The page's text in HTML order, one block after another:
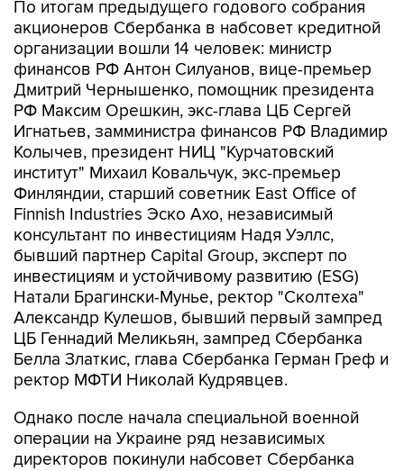
организации вошли 14 человек: министр
финансов РФ Антон Силуанов, вице-премьер
Дмитрий Чернышенко, помощник президента
РФ Максим Орешкин, экс-глава ЦБ Сергей
Игнатьев, замминистра финансов РФ Владимир
Колычев, президент НИЦ "Курчатовский
институт" Михаил Ковальчук, экс-премьер
Финляндии, старший советник East Office of
Finnish Industries Эско Ахо, независимый
консультант по инвестициям Надя Уэллс,
бывший партнер Capital Group, эксперт по
инвестициям и устойчивому развитию (ESG)
Натали Брагински-Мунье, ректор "Сколтеха"
Александр Кулешов, бывший первый зампред
ЦБ Геннадий Меликьян, зампред Сбербанка
Белла Златкис, глава Сбербанка Герман Греф и
ректор МФТИ Николай Кудрявцев.
Однако после начала специальной военной
директоров покинули набсовет Сбербанка
досрочно. ТакпоступилиУэллс, Брагински-
Мунье иАхо